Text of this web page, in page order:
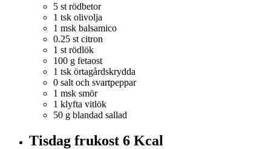
5 st rödbetor
1 tsk olivolja
1 msk balsamico
0.25 st citron
1 st rödlök
100 g fetaost
1 tsk örtagårdskrydda
0 salt och svartpeppar
1 msk smör
1 klyfta vitlök
50 g blandad sallad
Tisdag frukost 6 Kcal